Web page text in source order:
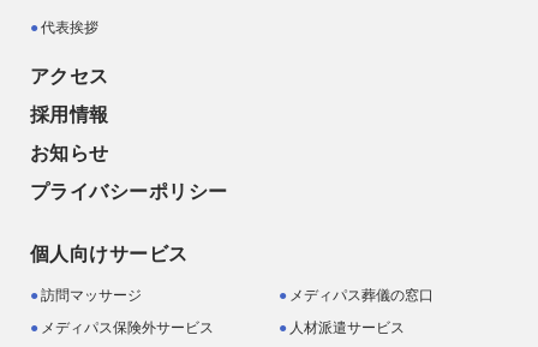
代表挨拶
アクセス
採用情報
お知らせ
プライバシーポリシー
個人向けサービス
訪問マッサージ
メディパス葬儀の窓口
メディパス保険外サービス
人材派遣サービス